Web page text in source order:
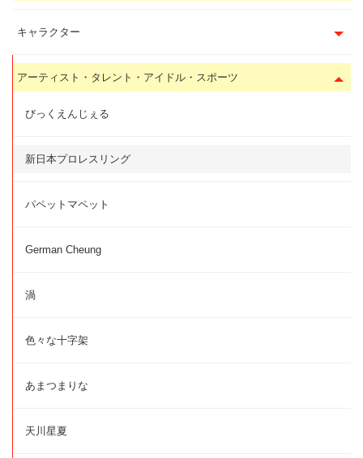
キャラクター
アーティスト・タレント・アイドル・スポーツ
びっくえんじぇる
新日本プロレスリング
パペットマペット
German Cheung
渦
色々な十字架
あまつまりな
天川星夏